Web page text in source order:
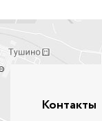
Контакты